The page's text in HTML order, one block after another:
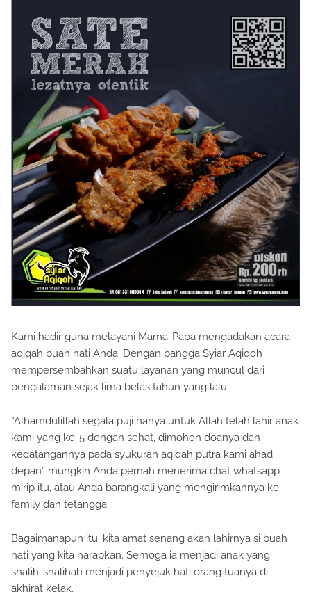
Kami hadir guna melayani Mama-Papa mengadakan acara
aqiqah buah hati Anda. Dengan bangga Syiar Aqiqoh
mempersembahkan suatu layanan yang muncul dari
pengalaman sejak lima belas tahun yang lalu.
“Alhamdulillah segala puji hanya untuk Allah telah lahir anak
kami yang ke-5 dengan sehat, dimohon doanya dan
kedatangannya pada syukuran aqiqah putra kami ahad
depan” mungkin Anda pernah menerima chat whatsapp
mirip itu, atau Anda barangkali yang mengirimkannya ke
family dan tetangga.
Bagaimanapun itu, kita amat senang akan lahirnya si buah
hati yang kita harapkan. Semoga ia menjadi anak yang
shalih-shalihah menjadi penyejuk hati orang tuanya di
akhirat kelak.